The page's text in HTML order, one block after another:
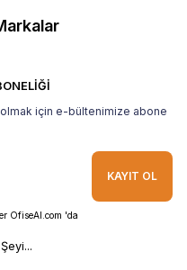
için e-bültenimize abone
KAYIT OL